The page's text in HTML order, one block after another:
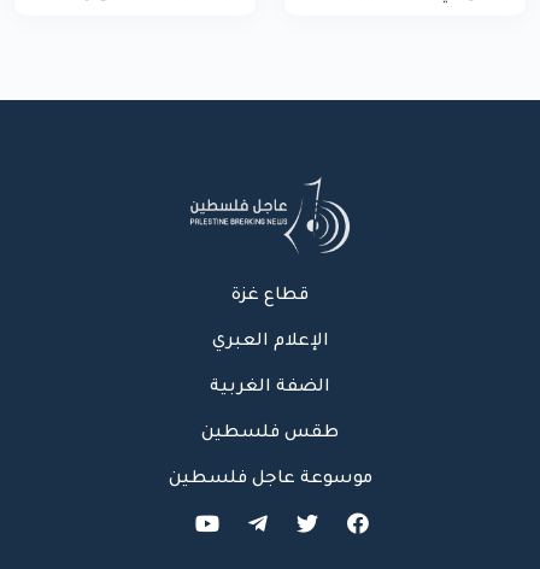
قطاع غزة
الإعلام العبري
الضفة الغربية
طقس فلسطين
موسوعة عاجل فلسطين